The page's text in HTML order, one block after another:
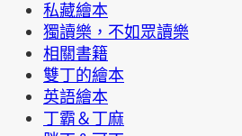
私藏繪本
獨讀樂，不如眾讀樂
相關書籍
雙丁的繪本
英語繪本
丁霸＆丁麻